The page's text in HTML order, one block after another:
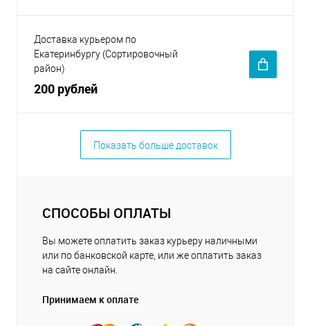
Доставка курьером по
Екатеринбургу (Сортировочный
район)
200 рублей
Показать больше доставок
СПОСОБЫ ОПЛАТЫ
Вы можете оплатить заказ курьеру наличными
или по банковской карте, или же оплатить заказ
на сайте онлайн.
Принимаем к оплате